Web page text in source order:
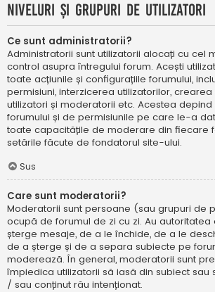
Niveluri și grupuri de utilizatori
Ce sunt administratorii?
Administratorii sunt utilizatorii alocați cu cel
control asupra întregului forum. Acești
toate acțiunile și configurațiile forumului,
permisiuni, interzicerea utilizatorilor,
utilizatori și moderatorii etc. Acestea
forumului și de permisiunile pe care le-a
toate capacitățile de moderare din fiecare
setările făcute de fondatorul site-ului.
Sus
Care sunt moderatorii?
Moderatorii sunt persoane (sau grupuri de
ocupă de forumul de zi cu zi. Au
șterge mesaje, de a le închide, de a le
de a șterge și de a separa subiecte pe
moderează. În general, moderatorii sunt
împiedica utilizatorii să iasă din subiect sau
/ sau conținut rău intenționat.